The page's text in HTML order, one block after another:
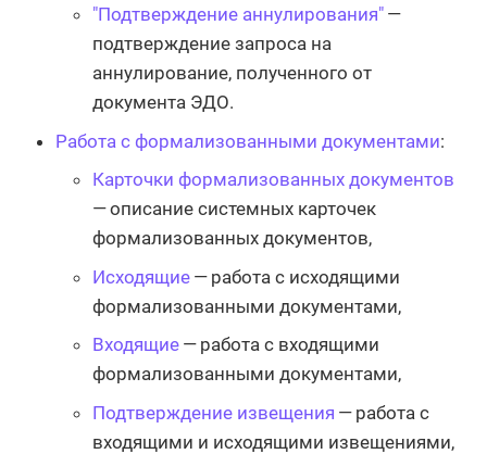
"Подтверждение аннулирования" —
подтверждение запроса на
аннулирование, полученного от
документа ЭДО.
Работа с формализованными документами:
Карточки формализованных документов
— описание системных карточек
формализованных документов,
Исходящие — работа с исходящими
формализованными документами,
Входящие — работа с входящими
формализованными документами,
Подтверждение извещения — работа с
входящими и исходящими извещениями,